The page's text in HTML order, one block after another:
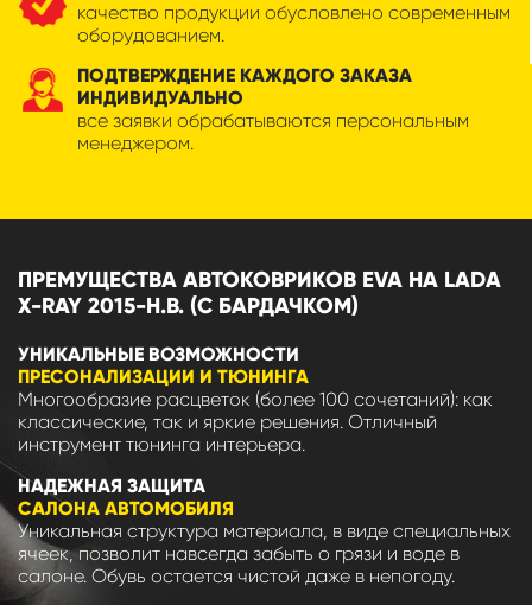
качество продукции обусловлено современным
оборудованием.
ПОДТВЕРЖДЕНИЕ КАЖДОГО ЗАКАЗА
ИНДИВИДУАЛЬНО
все заявки обрабатываются персональным
менеджером.
ПРЕМУЩЕСТВА АВТОКОВРИКОВ EVA НА LADA
X-RAY 2015-Н.В. (С БАРДАЧКОМ)
УНИКАЛЬНЫЕ ВОЗМОЖНОСТИ
ПРЕСОНАЛИЗАЦИИ И ТЮНИНГА
Многообразие расцветок (более 100 сочетаний): как
классические, так и яркие решения. Отличный
инструмент тюнинга интерьера.
НАДЕЖНАЯ ЗАЩИТА
САЛОНА АВТОМОБИЛЯ
Уникальная структура материала, в виде специальных
ячеек, позволит навсегда забыть о грязи и воде в
салоне. Обувь остается чистой даже в непогоду.